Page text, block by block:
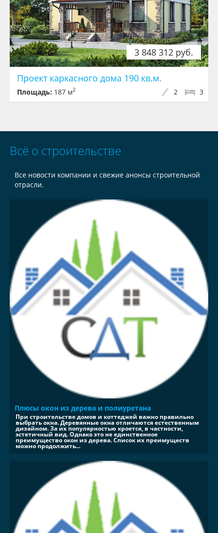
3 848 312 руб.
Проект каркасного дома 190 кв.м.
Площадь: 187 м2 3
2
Всё о строительстве
Все новости компании и свежие анонсы строительной
отрасли.
Плюсы окон из дерева и полиуретана
При строительстве домов и коттеджей важно правильно
выбрать окна. Деревянные окна отличаются естественным
дизайном. За их популярностью кроется, в частности,
эстетичный вид. Однако это не единственное
преимущество окон из дерева. Список их преимуществ
можно продолжить...